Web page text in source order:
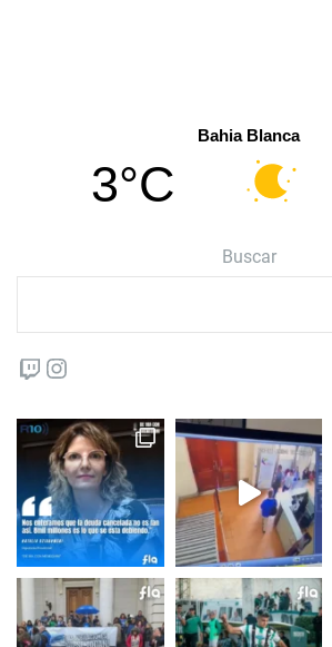
Bahia Blanca
3°C
Buscar
Twitch